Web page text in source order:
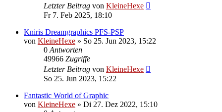
Letzter Beitrag von KleineHexe
Fr 7. Feb 2025, 18:10
Kniris Dreamgraphics PFS-PSP
von KleineHexe » So 25. Jun 2023, 15:22
0 Antworten
49966 Zugriffe
Letzter Beitrag von KleineHexe
So 25. Jun 2023, 15:22
Fantastic World of Graphic
von KleineHexe » Di 27. Dez 2022, 15:10